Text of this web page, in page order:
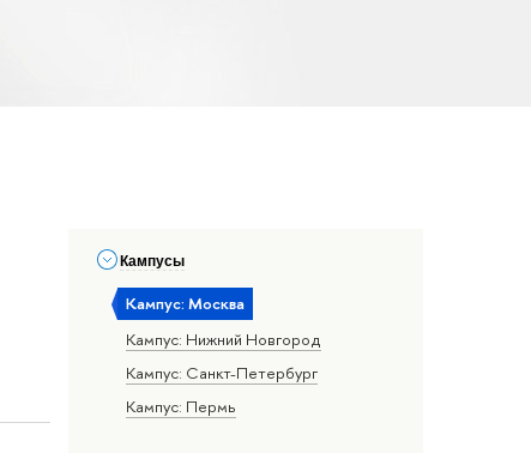
Кампусы
Кампус: Москва
Кампус: Нижний Новгород
Кампус: Санкт-Петербург
Кампус: Пермь